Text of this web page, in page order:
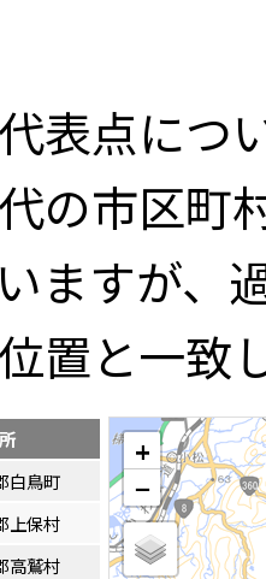
表点につ
の市区町
ますが、
置と一致
白鳥町
上保村
高鷲村
+
−